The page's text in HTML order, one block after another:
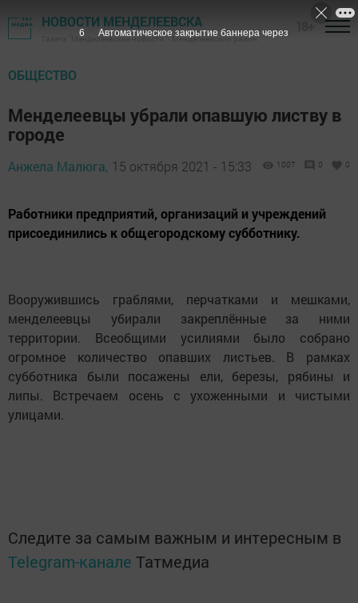
НОВОСТИ МЕНДЕЛЕЕВСКА
Газета "Менделеевские новости" - Менделеевский район
ОБЩЕСТВО
Менделеевцы убрали опавшую листву в
городе
Анжела Малюга, 15 октября 2021 - 15:33 1007 0 0
Работники предприятий, организаций и учреждений
присоединились к общегородскому субботнику.
Вооружившись граблями, перчатками и мешками,
менделеевцы убирали закреплённые за ними
территории. Всеобщими усилиями было собрано
огромное количество опавших листьев. В рамках
субботника были посажены ели, березы, рябины и
липы. Встречаем осень с ухоженными и чистыми
улицами.
Следите за самым важным и интересным в
Telegram-канале Татмедиа
5 Автоматическое закрытие баннера через